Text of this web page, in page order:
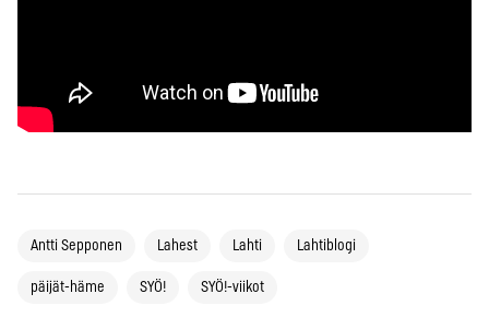
Antti Sepponen Lahest Lahti Lahtiblogi
päijät-häme SYÖ! SYÖ!-viikot